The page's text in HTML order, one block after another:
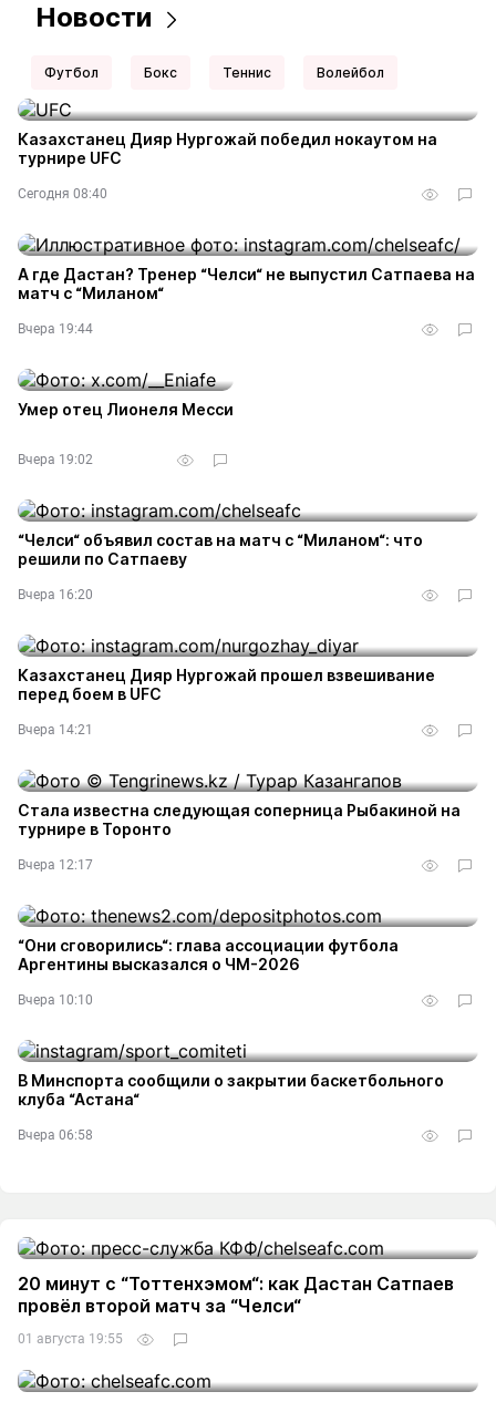
Новости
Футбол Бокс Теннис Волейбол
Казахстанец Дияр Нургожай победил нокаутом на
турнире UFC
Сегодня 08:40
А где Дастан? Тренер “Челси“ не выпустил Сатпаева на
матч с “Миланом“
Вчера 19:44
Умер отец Лионеля Месси
Вчера 19:02
“Челси“ объявил состав на матч с “Миланом“: что
решили по Сатпаеву
Вчера 16:20
Казахстанец Дияр Нургожай прошел взвешивание
перед боем в UFC
Вчера 14:21
Стала известна следующая соперница Рыбакиной на
турнире в Торонто
Вчера 12:17
“Они сговорились“: глава ассоциации футбола
Аргентины высказался о ЧМ-2026
Вчера 10:10
В Минспорта сообщили о закрытии баскетбольного
клуба “Астана“
Вчера 06:58
20 минут с “Тоттенхэмом“: как Дастан Сатпаев
провёл второй матч за “Челси“
01 августа 19:55